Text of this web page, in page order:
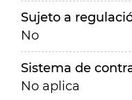
Sujeto a
No
Sistema de
No aplica